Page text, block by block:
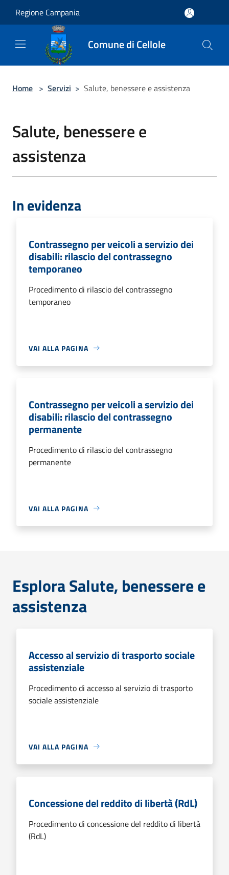
Regione Campania
Comune di Cellole
Home > Servizi > Salute, benessere e assistenza
Salute, benessere e
assistenza
In evidenza
Contrassegno per veicoli a servizio dei
disabili: rilascio del contrassegno
temporaneo
Procedimento di rilascio del contrassegno
temporaneo
VAI ALLA PAGINA
Contrassegno per veicoli a servizio dei
disabili: rilascio del contrassegno
permanente
Procedimento di rilascio del contrassegno
permanente
VAI ALLA PAGINA
Esplora Salute, benessere e
assistenza
Accesso al servizio di trasporto sociale
assistenziale
Procedimento di accesso al servizio di trasporto
sociale assistenziale
VAI ALLA PAGINA
Concessione del reddito di libertà (RdL)
Procedimento di concessione del reddito di libertà
(RdL)